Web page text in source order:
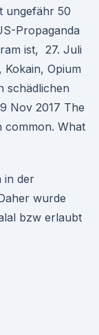
ungefähr 50
Propaganda
ist, 27. Juli
Opium
schädlichen
Nov 2017 The
common. What
in der
wurde
bzw erlaubt